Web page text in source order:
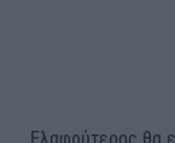
Ελαφρύτερος θα